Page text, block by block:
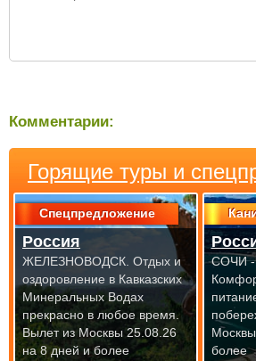
Комментарии:
Горящие туры и
Спецпредложение
Россия
ЖЕЛЕЗНОВОДСК. Отдых и
оздоровление в Кавказских
Минеральных Водах
прекрасно в любое время.
Вылет из Москвы 25.08.26
на 8 дней и более
СОЧИ
более